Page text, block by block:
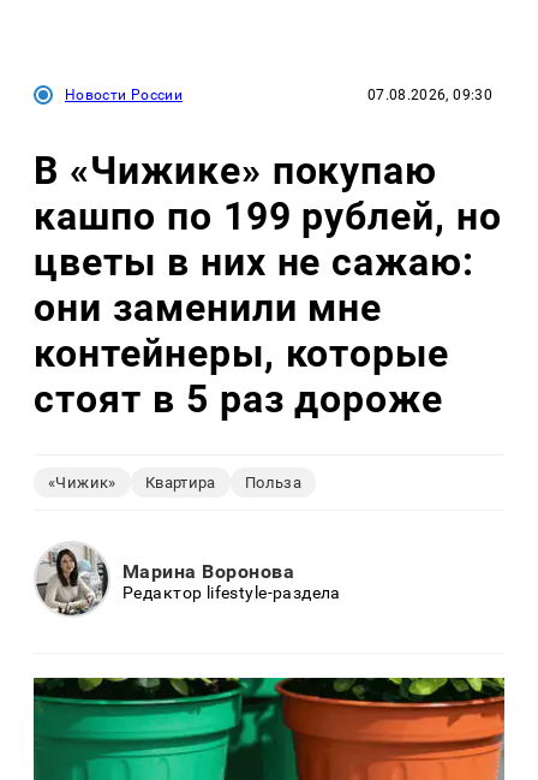
Новости России 07.08.2026, 09:30
В «Чижике» покупаю
кашпо по 199 рублей, но
цветы в них не сажаю:
они заменили мне
контейнеры, которые
стоят в 5 раз дороже
«Чижик» Квартира Польза
Марина Воронова
Редактор lifestyle-раздела